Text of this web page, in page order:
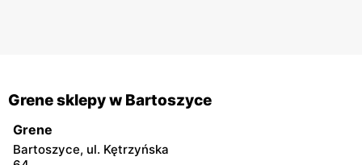
Grene sklepy w Bartoszyce
Grene
Bartoszyce, ul. Kętrzyńska